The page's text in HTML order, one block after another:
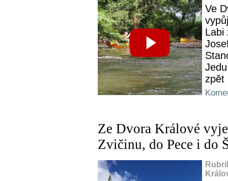
Ve
Labi
zpět
Ze Dvora Králové
Zvičinu, do Pece i do